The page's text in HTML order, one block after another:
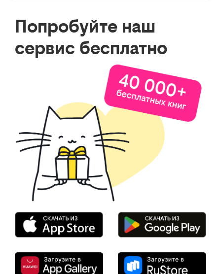
Попробуйте наш
сервис бесплатно